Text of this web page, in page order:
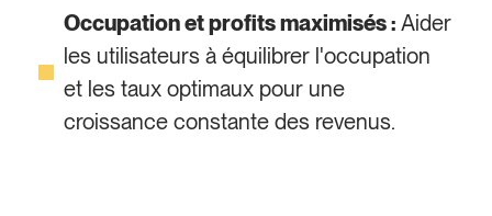
Occupation et profits maximisés :Aider
les utilisateurs à équilibrer l'occupation
et les taux optimaux pour une
croissance constante des revenus.